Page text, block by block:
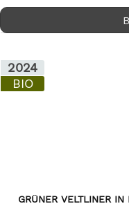
2024
BIO
GRÜNER VELTLINER